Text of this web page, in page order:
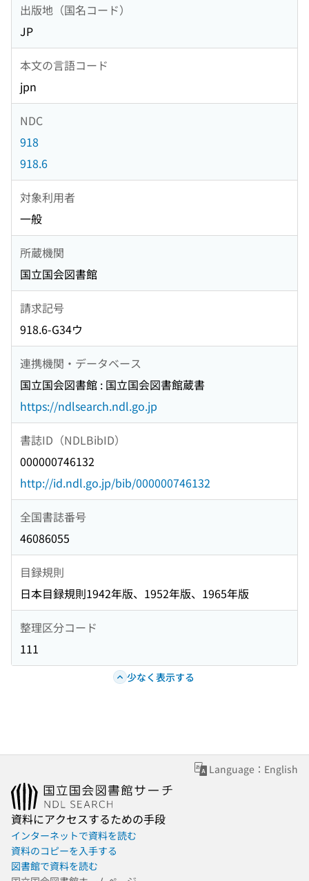
出版地（国名コード）
JP
本文の言語コード
jpn
NDC
918
918.6
対象利用者
一般
所蔵機関
国立国会図書館
請求記号
918.6-G34ウ
連携機関・データベース
国立国会図書館 : 国立国会図書館蔵書
https://ndlsearch.ndl.go.jp
書誌ID（NDLBibID）
000000746132
http://id.ndl.go.jp/bib/000000746132
全国書誌番号
46086055
目録規則
日本目録規則1942年版、1952年版、1965年版
整理区分コード
111
少なく表示する
Language：English
資料にアクセスするための手段
インターネットで資料を読む
資料のコピーを入手する
図書館で資料を読む